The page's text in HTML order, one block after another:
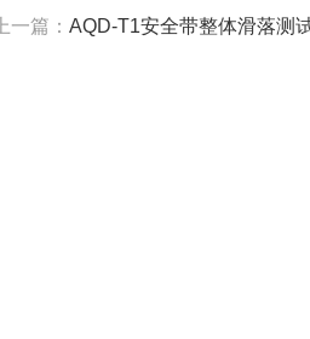
上一篇： AQD-T1安全带整体滑落测